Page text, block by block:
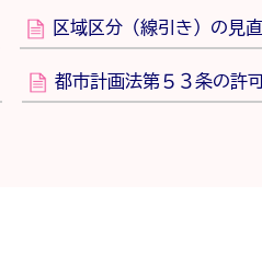
区域区分（線引き）の見
都市計画法第５３条の許
式LINE